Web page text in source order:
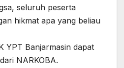
seluruh peserta
hikmat apa yang beliau
YPT Banjarmasin dapat
NARKOBA.